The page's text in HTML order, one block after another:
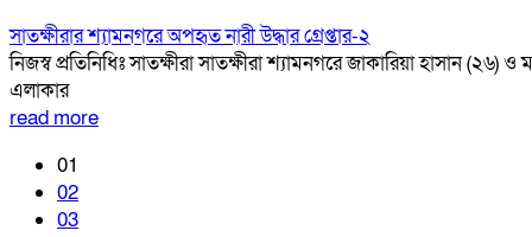
সাতক্ষীরার শ্যামনগরে অপহৃত নারী উদ্ধার গ্রেপ্তার-২
নিজস্ব প্রতিনিধিঃ সাতক্ষীরা সাতক্ষীরা শ্যামনগরে জাকারিয়া হাসান
এলাকার
read more
01
02
03